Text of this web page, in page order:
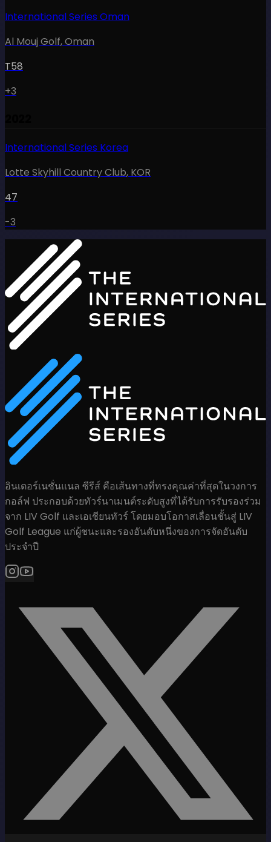
International Series Oman
Al Mouj Golf,Oman
T58
+3
International Series Korea
Lotte Skyhill Country Club, KOR
47
-3
อินเตอร์เนชั่นแนล ซีรีส์ คือเส้นทางที่ทรงคุณค่าที่สุดในวงการ
กอล์ฟ ประกอบด้วยทัวร์นาเมนต์ระดับสูงที่ได้รับการรับรองร่วม
จาก LIV Golf และเอเชียนทัวร์ โดยมอบโอกาสเลื่อนชั้นสู่ LIV
Golf League แก่ผู้ชนะและรองอันดับหนึ่งของการจัดอันดับ
ประจำปี